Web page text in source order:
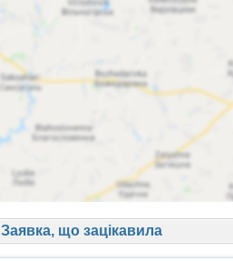
Заявка, що зацікавила